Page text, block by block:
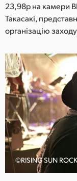
Chinese
Turkey
UAE
Ukraine
United
United States
23,98p на камери
Такасакі,
організацію
©RISING SUN